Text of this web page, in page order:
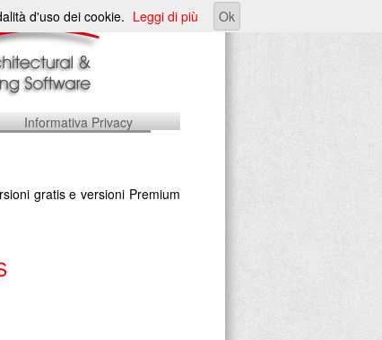
Informativa Privacy
gratis e versioni Premium
d'uso dei cookie. Leggi di più Ok